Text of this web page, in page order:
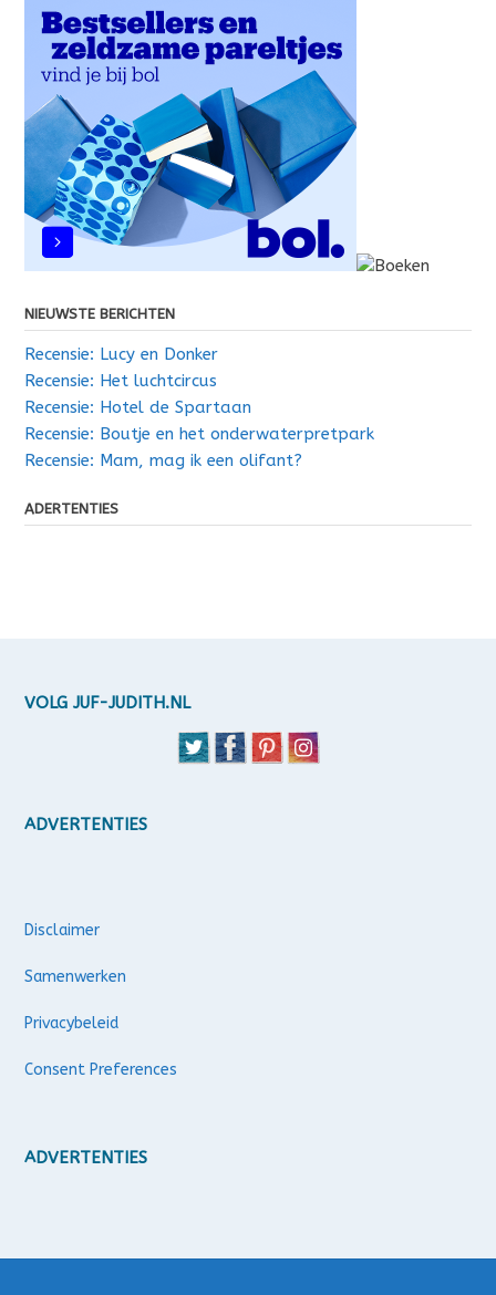
NIEUWSTE BERICHTEN
Recensie: Lucy en Donker
Recensie: Het luchtcircus
Recensie: Hotel de Spartaan
Recensie: Boutje en het onderwaterpretpark
Recensie: Mam, mag ik een olifant?
ADERTENTIES
VOLG JUF-JUDITH.NL
ADVERTENTIES
Disclaimer
Samenwerken
Privacybeleid
Consent Preferences
ADVERTENTIES